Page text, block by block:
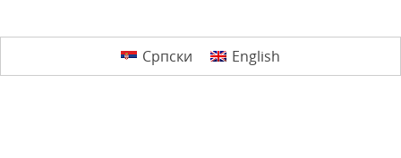
Српски English